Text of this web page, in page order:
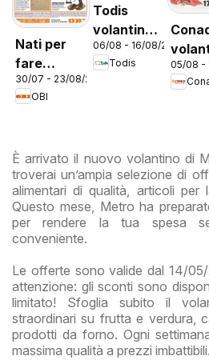
Nati per
fare
estate
30/07 - 23/08/2026
OBI
Todis
volantino
Lazio
06/08 - 16/08/2026
Todis
Più
05/08 -
È arrivato il nuovo volantino di
troverai un’ampia selezione di
alimentari di qualità, articoli
Questo mese, Metro ha
per rendere la tua spesa
conveniente.
Le offerte sono valide dal 14/
attenzione: gli sconti sono
limitato! Sfoglia subito il
straordinari su frutta e verdura,
prodotti da forno. Ogni
massima qualità a prezzi imbattibili.